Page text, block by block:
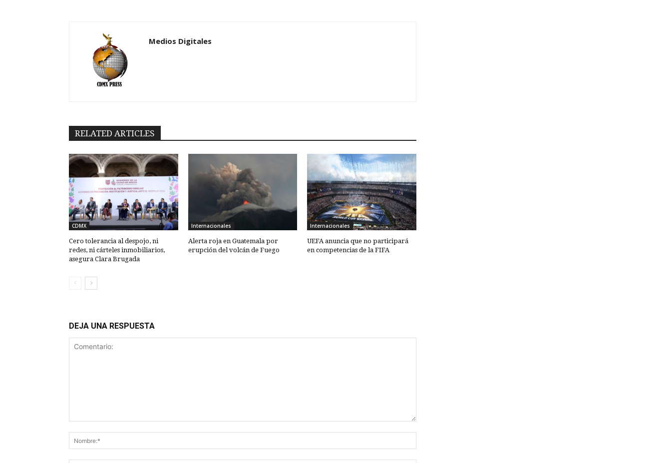
Medios Digitales
RELATED ARTICLES
CDMX
Cero tolerancia al despojo, ni
redes, ni cárteles inmobiliarios,
asegura Clara Brugada
Internacionales
Alerta roja en Guatemala por
erupción del volcán de Fuego
Internacionales
UEFA anuncia que no participará
en competencias de la FIFA
DEJA UNA RESPUESTA